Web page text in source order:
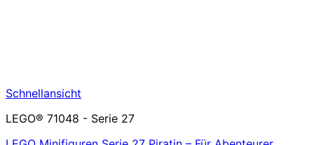
Schnellansicht
LEGO® 71048 - Serie 27